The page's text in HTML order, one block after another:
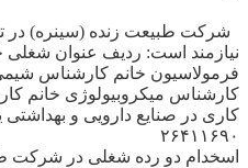
شرکت طبیعت زنده (سینره) در
کارشناس میکروبیولوژی خانم
کاری در صنایع دارویی و
۲۶۴۱۱۶۹۰
اسخدام دو رده شغلی در شرکت